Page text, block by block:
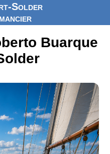
Solder
Buarque